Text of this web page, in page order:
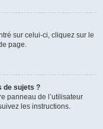
sur celui-ci, cliquez sur le
page.
de sujets ?
panneau de l’utilisateur
les instructions.